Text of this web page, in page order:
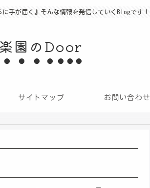
手が届く』そんな情報を発信していくBlogです！
楽園のDoor
サイトマップ お問い合わせ